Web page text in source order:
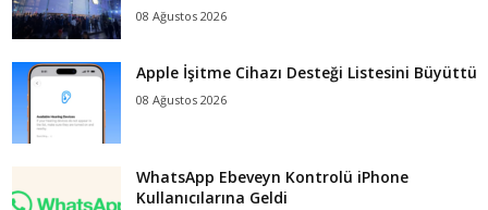
08 Ağustos 2026
Apple İşitme Cihazı Desteği Listesini Büyüttü
08 Ağustos 2026
WhatsApp Ebeveyn Kontrolü iPhone
Kullanıcılarına Geldi